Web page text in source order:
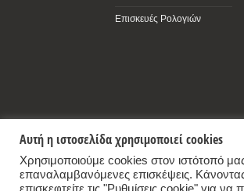
Επισκευές Ρολογιών
Antonopoulos Jewelry
68-70, Dekelias Str,
+30-2102524143 - +30-
Αυτή η ιστοσελίδα χρησιμοποιεί cookies
Χρησιμοποιούμε cookies στον ιστότοπό
επαναλαμβανόμενες επισκέψεις.